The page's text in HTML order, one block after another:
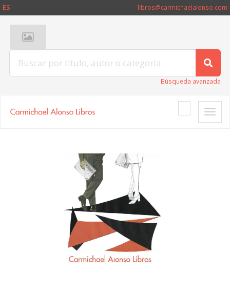
ES libros@carmichaelalonso.com
Búsqueda avanzada
Toggle